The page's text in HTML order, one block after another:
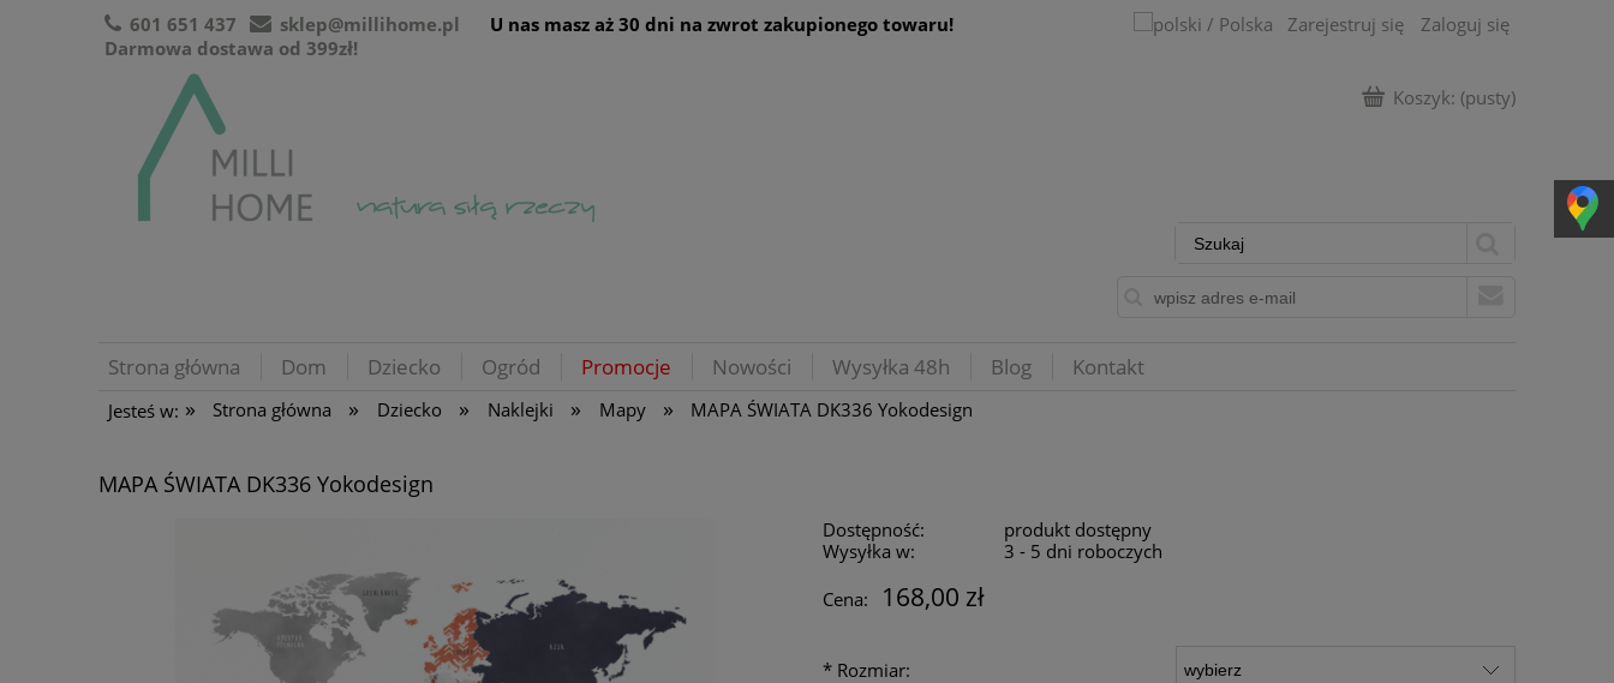
601 651 437
sklep@millihome.pl
Darmowa dostawa od 399zł!
U nas masz aż 30 dni na zwrot zakupionego towaru! Zarejestruj się Zaloguj się
Koszyk: (pusty)
Strona główna Dom Dziecko Ogród Promocje Nowości Wysyłka 48h Blog Kontakt
Jesteś w: » Strona główna » Dziecko » Naklejki » Mapy » MAPA ŚWIATA DK336 Yokodesign
MAPA ŚWIATA DK336 Yokodesign
Dostępność:
produkt dostępny
Wysyłka w:
3 - 5 dni roboczych
Cena:
168,00 zł
*Rozmiar: